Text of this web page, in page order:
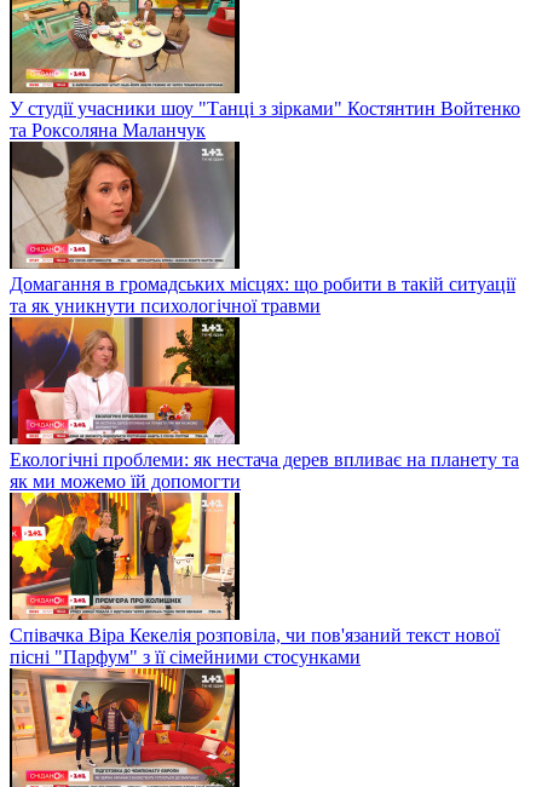
У студії учасники шоу "Танці з зірками" Костянтин Войтенко
та Роксоляна Маланчук
Домагання в громадських місцях: що робити в такій ситуації
та як уникнути психологічної травми
Екологічні проблеми: як нестача дерев впливає на планету та
як ми можемо їй допомогти
Співачка Віра Кекелія розповіла, чи пов'язаний текст нової
пісні "Парфум" з її сімейними стосунками